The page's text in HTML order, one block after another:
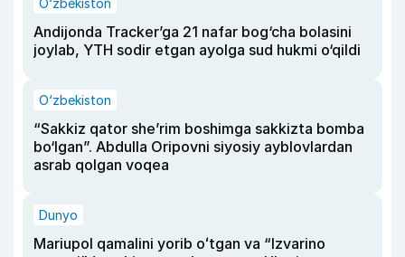
Andijonda Tracker’ga 21 nafar bog‘cha bolasini
joylab, YTH sodir etgan ayolga sud hukmi o‘qildi
O‘zbekiston
“Sakkiz qator she’rim boshimga sakkizta bomba
bo‘lgan”. Abdulla Oripovni siyosiy ayblovlardan
asrab qolgan voqea
Dunyo
Mariupol qamalini yorib oʻtgan va “Izvarino